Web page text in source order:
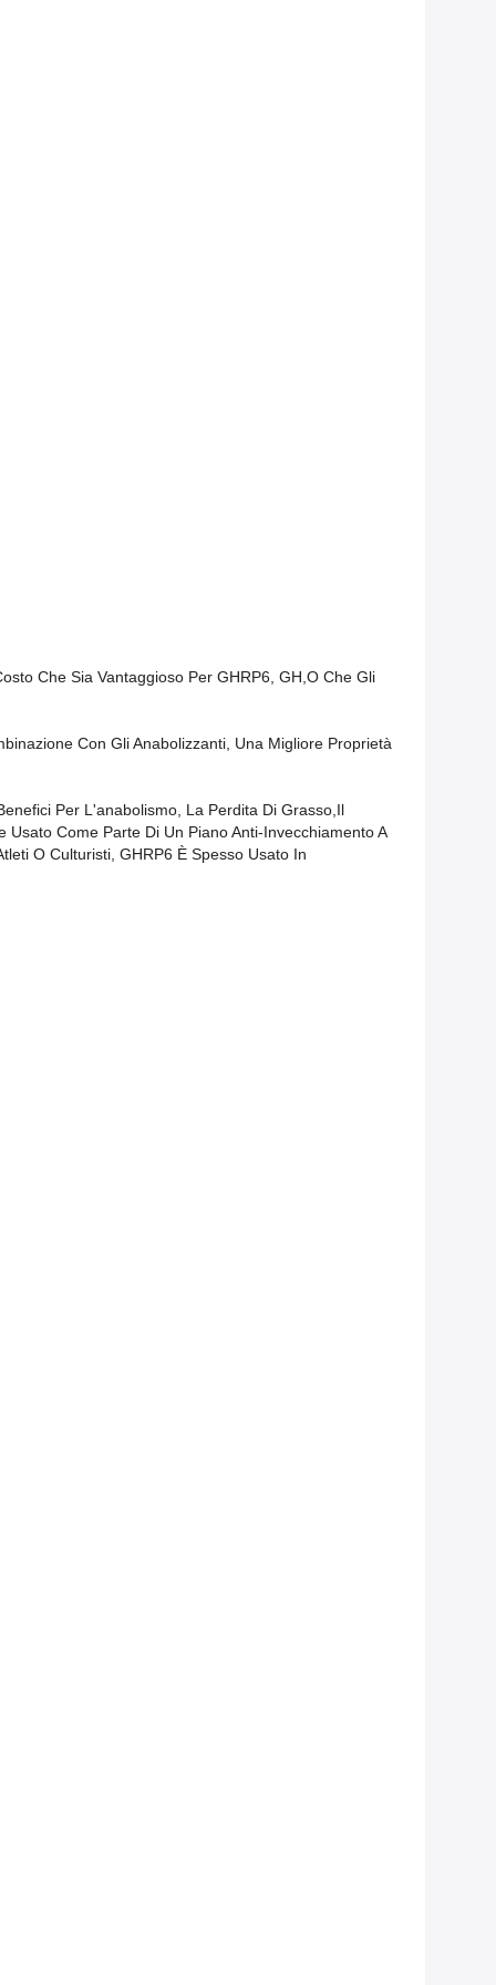
Che Sia Vantaggioso Per GHRP6, GH,o Che Gli
Con Gli Anabolizzanti, Una Migliore Proprietà
Per L'anabolismo, La Perdita Di Grasso,il
Come Parte Di Un Piano Anti-Invecchiamento A
O Culturisti, GHRP6 È Spesso Usato In